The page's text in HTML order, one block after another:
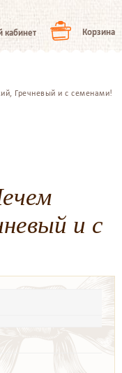
кабинет Корзина
Гречневый и с семенами!
и с